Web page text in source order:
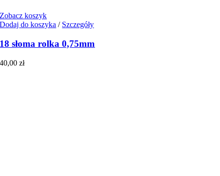
Zobacz koszyk
Dodaj do koszyka / Szczegóły
18 słoma rolka 0,75mm
40,00zł